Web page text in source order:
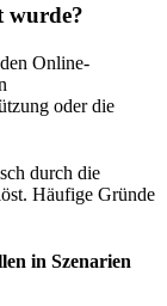
wurde?
Online-
oder die
durch die
Häufige Gründe
in Szenarien